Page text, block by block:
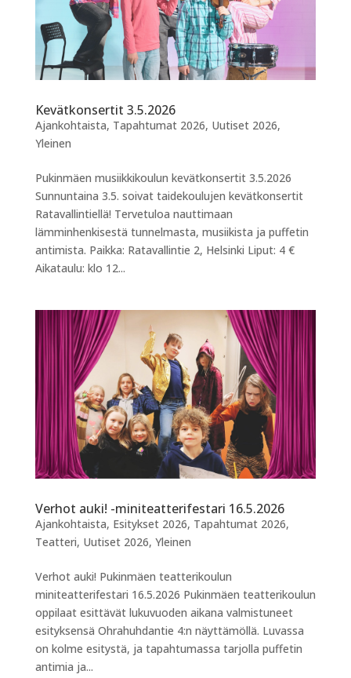
Kevätkonsertit 3.5.2026
Ajankohtaista, Tapahtumat 2026, Uutiset 2026,
Yleinen
Pukinmäen musiikkikoulun kevätkonsertit 3.5.2026
Sunnuntaina 3.5. soivat taidekoulujen kevätkonsertit
Ratavallintiellä! Tervetuloa nauttimaan
lämminhenkisestä tunnelmasta, musiikista ja puffetin
antimista. Paikka: Ratavallintie 2, Helsinki Liput: 4 €
Aikataulu: klo 12...
Verhot auki! -miniteatterifestari 16.5.2026
Ajankohtaista, Esitykset 2026, Tapahtumat 2026,
Teatteri, Uutiset 2026, Yleinen
Verhot auki! Pukinmäen teatterikoulun
miniteatterifestari 16.5.2026 Pukinmäen teatterikoulun
oppilaat esittävät lukuvuoden aikana valmistuneet
esityksensä Ohrahuhdantie 4:n näyttämöllä. Luvassa
on kolme esitystä, ja tapahtumassa tarjolla puffetin
antimia ja...